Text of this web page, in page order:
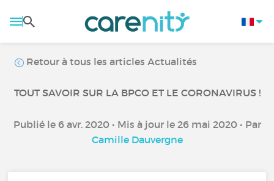
Retour à tous les articles Actualités
TOUT SAVOIR SUR LA BPCO ET LE CORONAVIRUS !
Publié le 6 avr. 2020 • Mis à jour le 26 mai 2020 • Par
Camille Dauvergne